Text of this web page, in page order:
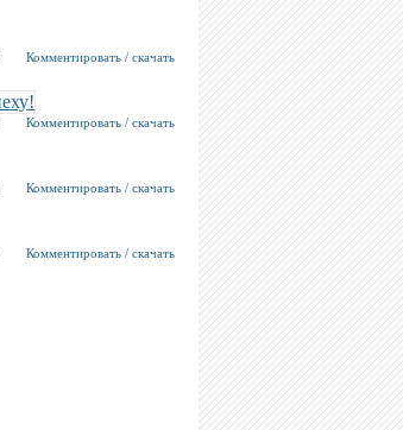
Комментировать / скачать
Комментировать / скачать
Комментировать / скачать
Комментировать / скачать